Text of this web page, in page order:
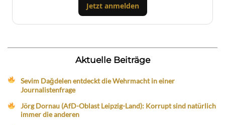
Jetzt anmelden
Aktuelle Beiträge
Sevim Dağdelen entdeckt die Wehrmacht in einer
Journalistenfrage
Jörg Dornau (AfD-Oblast Leipzig-Land): Korrupt sind natürlich
immer die anderen